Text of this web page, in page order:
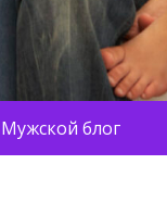
Мужской блог